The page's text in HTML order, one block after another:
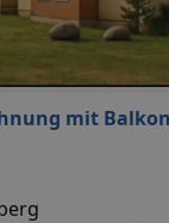
mit